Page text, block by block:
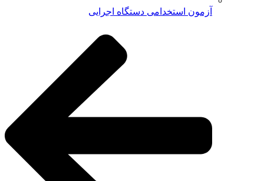
آزمون استخدامی دستگاه اجرایی